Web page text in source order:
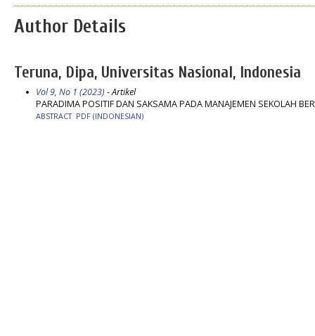
Author Details
Teruna, Dipa, Universitas Nasional, Indonesia
Vol 9, No 1 (2023) - Artikel
PARADIMA POSITIF DAN SAKSAMA PADA MANAJEMEN SEKOLAH
ABSTRACT PDF (INDONESIAN)